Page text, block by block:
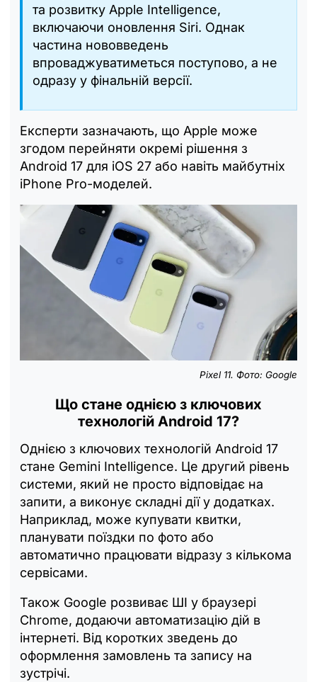
та розвитку Apple Intelligence,
включаючи оновлення Siri. Однак
частина нововведень
впроваджуватиметься поступово, а не
одразу у фінальній версії.
Експерти зазначають, що Apple може
згодом перейняти окремі рішення з
Android 17 для iOS 27 або навіть майбутніх
iPhone Pro-моделей.
Pixel 11. Фото: Google
Що стане однією з ключових
технологій Android 17?
Однією з ключових технологій Android 17
стане Gemini Intelligence. Це другий рівень
системи, який не просто відповідає на
запити, а виконує складні дії у додатках.
Наприклад, може купувати квитки,
планувати поїздки по фото або
автоматично працювати відразу з кількома
сервісами.
Також Google розвиває ШІ у браузері
Chrome, додаючи автоматизацію дій в
інтернеті. Від коротких зведень до
оформлення замовлень та запису на
зустрічі.